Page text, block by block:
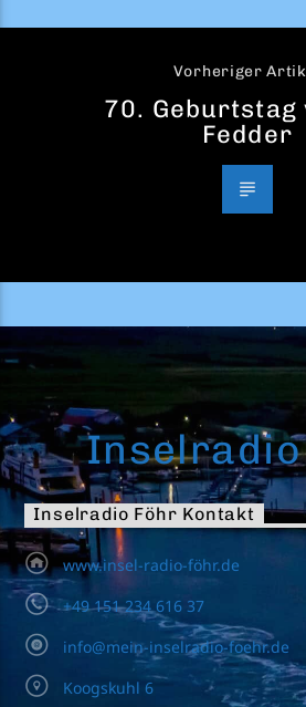
Vorheriger
70. Geburtstag
Fedder
Inselradio Föhr Kontakt
www.insel-radio-föhr.de
+49 151 234 616 37
info@mein-inselradio-foehr.de
Koogskuhl 6